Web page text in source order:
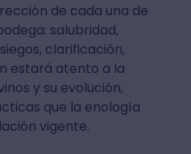
de cada una de
salubridad,
clarificación,
estará atento a la
y su evolución,
que la enología
vigente.